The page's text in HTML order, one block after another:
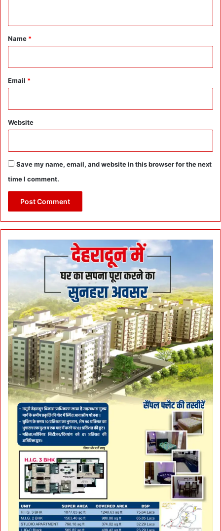
*
Name *
Email *
Website
Save my name, email, and website in this browser for the next
time I comment.